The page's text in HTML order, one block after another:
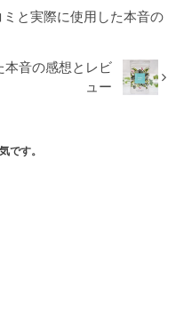
と実際に使用した本音の
本音の感想とレビ
ュー
です。